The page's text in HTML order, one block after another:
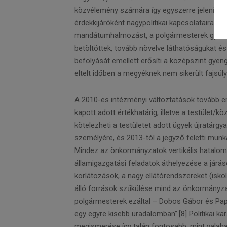
közvélemény számára így egyszerre jeleníti
érdekkijáróként nagypolitikai kapcsolataira
mandátumhalmozást, a polgármesterek
betöltöttek, tovább növelve láthatóságukat
befolyását emellett erősíti a középszint
eltelt időben a megyéknek nem sikerült
A 2010-es intézményi változtatások tovább
kapott adott értékhatárig, illetve a testület/
kötelezheti a testületet adott ügyek
személyére, és 2013-tól a jegyző feletti
Mindez az önkormányzatok vertikális
államigazgatási feladatok áthelyezése a
korlátozások, a nagy ellátórendszereket
álló források szűkülése mind az
polgármesterek ezáltal – Dobos Gábor és
egy egyre kisebb uradalomban”.[8] Politikai